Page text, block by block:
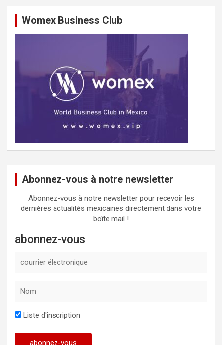
Womex Business Club
Abonnez-vous à notre newsletter
Abonnez-vous à notre newsletter pour recevoir les
dernières actualités mexicaines directement dans votre
boîte mail !
abonnez-vous
Liste d'inscription